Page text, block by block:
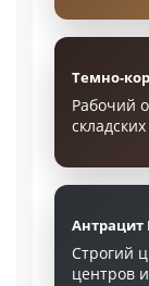
Темно-
Рабочий
Антрацит
Строгий
центров